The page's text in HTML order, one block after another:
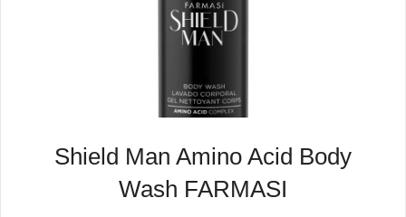
Shield Man Amino Acid Body
Wash FARMASI